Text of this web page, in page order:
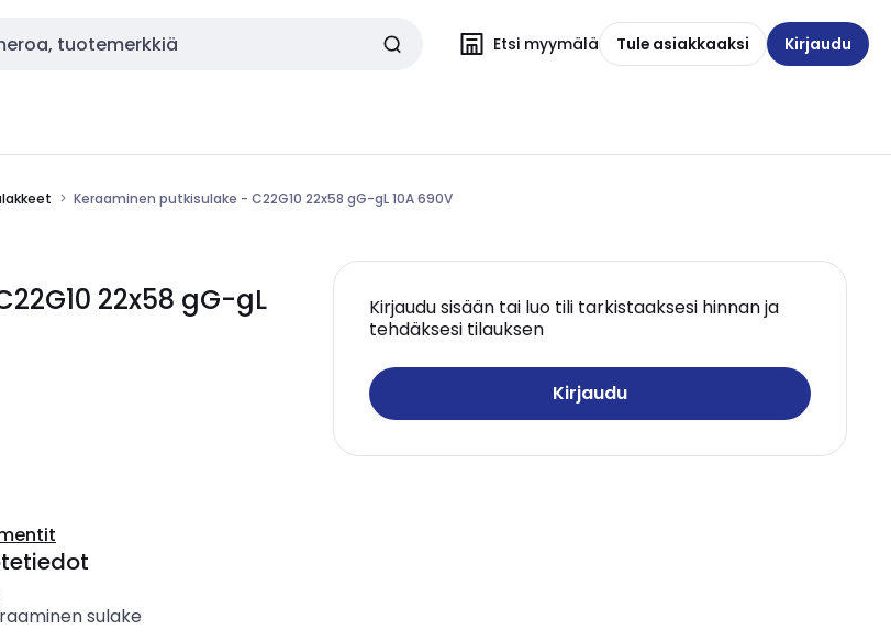
Etsi myymälä Tule asiakkaaksi Kirjaudu
Keraaminen putkisulake - C22G10 22x58 gG-gL 10A 690V
22x58 gG-gL
Kirjaudu sisään tai luo tili tarkistaaksesi hinnan ja
tehdäksesi tilauksen
Kirjaudu
sulake